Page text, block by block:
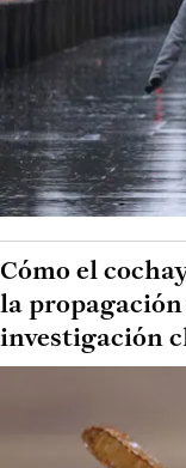
Cómo el
la
investigación